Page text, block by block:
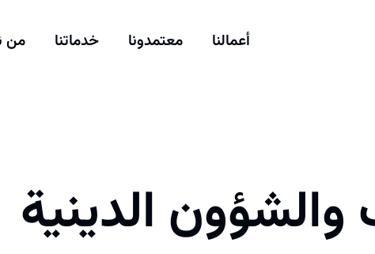
أعمالنا معتمدونا خدماتنا من
والشؤون الدينية